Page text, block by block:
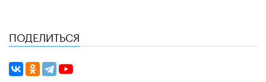
ПОДЕЛИТЬСЯ